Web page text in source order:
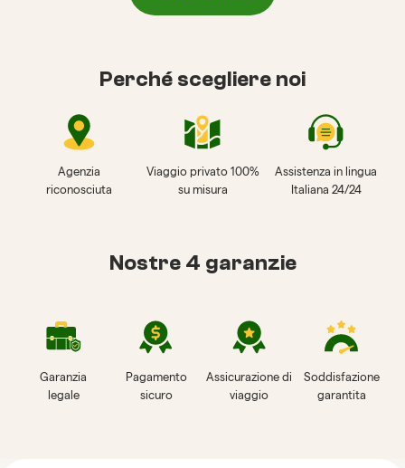
Perché scegliere noi
Agenzia
riconosciuta
Viaggio privato 100%
su misura
Assistenza in lingua
Italiana 24/24
Nostre 4 garanzie
Garanzia
legale
Pagamento
sicuro
Assicurazione di
viaggio
Soddisfazione
garantita